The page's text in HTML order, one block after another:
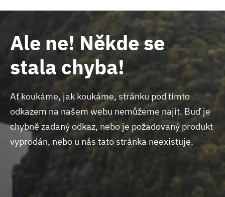
Ale ne! Někde se
stala chyba!
Ať koukáme, jak koukáme, stránku pod tímto
odkazem na našem webu nemůžeme najít. Buď je
chybně zadaný odkaz, nebo je požadovaný produkt
vyprodán, nebo u nás tato stránka neexistuje.